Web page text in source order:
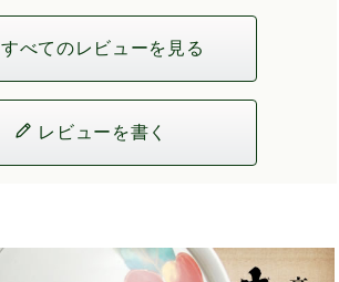
すべてのレビューを見る
レビューを書く